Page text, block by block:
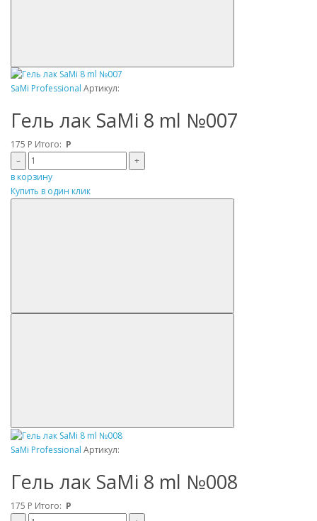
SaMi Professional Артикул:
Гель лак SaMi 8 ml №007
175 Р Итого: Р
–
+
в корзину
Купить в один клик
SaMi Professional Артикул:
Гель лак SaMi 8 ml №008
175 Р Итого: Р